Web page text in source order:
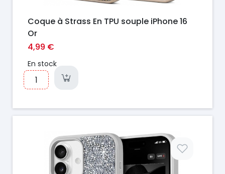
Coque à Strass En TPU souple iPhone 16
Or
4,99 €
En stock